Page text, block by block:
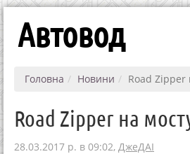
Автовод
Головна Новини Road Zipper
Road Zipper на
28.03.2017 р. в 09:02, ДжеДАІ